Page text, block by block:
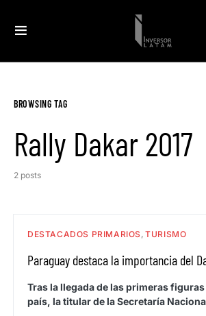
BROWSING TAG
Rally Dakar 2017
2 posts
DESTACADOS PRIMARIOS TURISMO
Paraguay destaca la importancia del
Tras la llegada de las primeras figuras
país, la titular de la Secretaría